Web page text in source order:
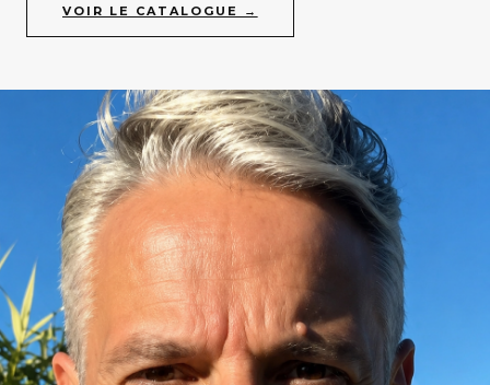
VOIR LE CATALOGUE →